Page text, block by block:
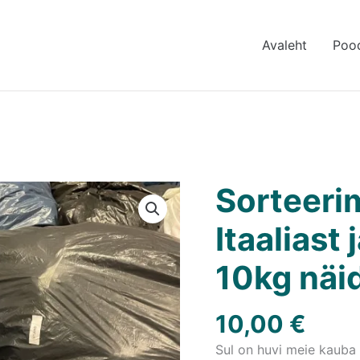
Avaleht
Itaaliast
10kg
10,00 €
Sul on huvi meie